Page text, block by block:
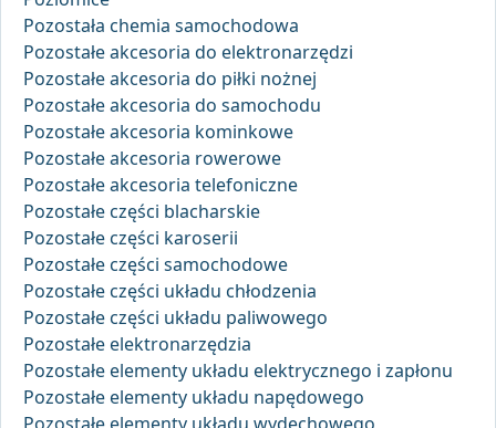
Pozostała chemia samochodowa
Pozostałe akcesoria do elektronarzędzi
Pozostałe akcesoria do piłki nożnej
Pozostałe akcesoria do samochodu
Pozostałe akcesoria kominkowe
Pozostałe akcesoria rowerowe
Pozostałe akcesoria telefoniczne
Pozostałe części blacharskie
Pozostałe części karoserii
Pozostałe części samochodowe
Pozostałe części układu chłodzenia
Pozostałe części układu paliwowego
Pozostałe elektronarzędzia
Pozostałe elementy układu elektrycznego i zapłonu
Pozostałe elementy układu napędowego
Pozostałe elementy układu wydechowego